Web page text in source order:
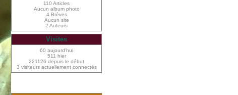
110 Articles
Aucun album photo
4 Brèves
Aucun site
2 Auteurs
Visites
60 aujourd’hui
511 hier
221126 depuis le début
3 visiteurs actuellement connectés